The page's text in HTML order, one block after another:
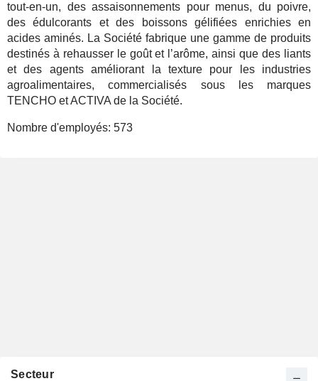
tout-en-un, des assaisonnements pour menus, du poivre,
des édulcorants et des boissons gélifiées enrichies en
acides aminés. La Société fabrique une gamme de produits
destinés à rehausser le goût et l’arôme, ainsi que des liants
et des agents améliorant la texture pour les industries
agroalimentaires, commercialisés sous les marques
TENCHO et ACTIVA de la Société.
Nombre d'employés: 573
Secteur